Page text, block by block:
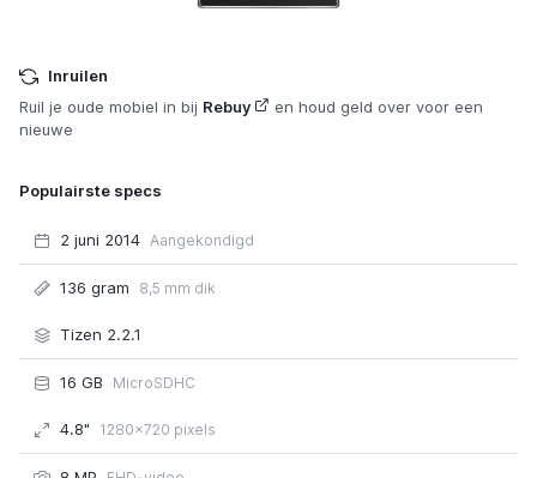
Inruilen
Ruil je oude mobiel in bij Rebuy
en houd geld over voor een
nieuwe
Populairste specs
2 juni 2014 Aangekondigd
136 gram 8,5 mm dik
Tizen 2.2.1
16 GB MicroSDHC
4.8" 1280x720 pixels